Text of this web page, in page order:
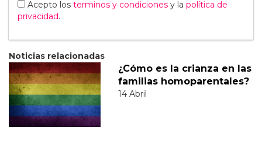
Acepto los terminos y condiciones y la política de
privacidad.
Noticias relacionadas
¿Cómo es la crianza en las
familias homoparentales?
14 Abril